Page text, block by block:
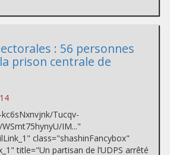
: 56 personnes
prison centrale de
Tucqv-
IM..."
class="shashinFancybox"
title="Un partisan de l’UDPS arrêté